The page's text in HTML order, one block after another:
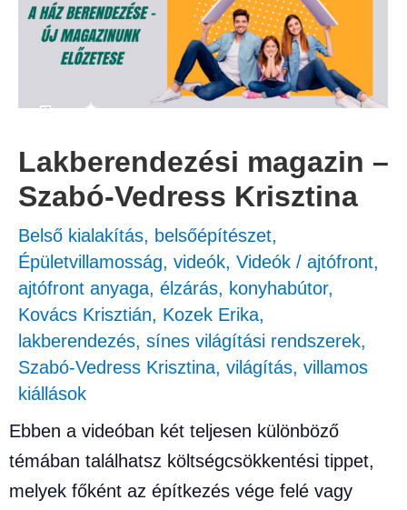
Lakberendezési magazin –
Szabó-Vedress Krisztina
Belső kialakítás, belsőépítészet,
Épületvillamosság, videók, Videók / ajtófront,
ajtófront anyaga, élzárás, konyhabútor,
Kovács Krisztián, Kozek Erika,
lakberendezés, sínes világítási rendszerek,
Szabó-Vedress Krisztina, világítás, villamos
kiállások
Ebben a videóban két teljesen különböző
témában találhatsz költségcsökkentési tippet,
melyek főként az építkezés vége felé vagy